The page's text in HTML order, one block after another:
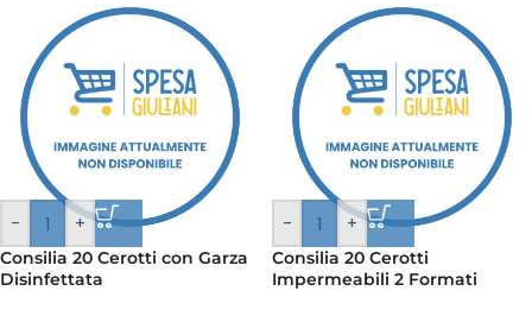
- +
Consilia 20 Cerotti con Garza
Disinfettata
- +
Consilia 20 Cerotti
Impermeabili 2 Formati